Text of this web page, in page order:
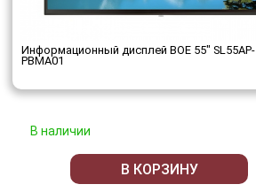
Информационный дисплей BOE 55" SL55AP-
PBMA01
В наличии
В КОРЗИНУ